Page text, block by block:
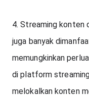
4. Streaming konten
juga banyak
memungkinkan
di platform
melokalkan konten